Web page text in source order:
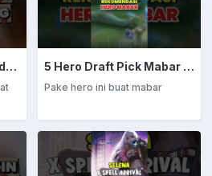
Skin Jungler Rekomendasi Diamond Kuning 5 Hero Draft Pick Mabar Auto Win
Pake hero ini buat mabar